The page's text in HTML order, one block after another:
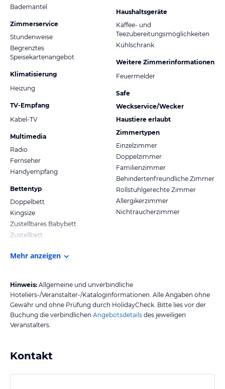
Bademantel
Zimmerservice
Stundenweise
Begrenztes
Speisekartenangebot
Klimatisierung
Heizung
TV-Empfang
Kabel-TV
Multimedia
Radio
Fernseher
Handyempfang
Bettentyp
Doppelbett
Kingsize
Zustellbares Babybett
Zustellbett
Haushaltsgeräte
Kaffee- und
Teezubereitungsmöglichkeiten
Kühlschrank
Weitere Zimmerinformationen
Feuermelder
Safe
Weckservice/Wecker
Haustiere erlaubt
Zimmertypen
Einzelzimmer
Doppelzimmer
Familienzimmer
Behindertenfreundliche Zimmer
Rollstuhlgerechte Zimmer
Allergikerzimmer
Nichtraucherzimmer
Mehr anzeigen
Hinweis: Allgemeine und unverbindliche
Hoteliers-/Veranstalter-/Kataloginformationen. Alle Angaben ohne
Gewähr und ohne Prüfung durch HolidayCheck. Bitte lies vor der
Buchung die verbindlichen Angebotsdetails des jeweiligen
Veranstalters.
Kontakt